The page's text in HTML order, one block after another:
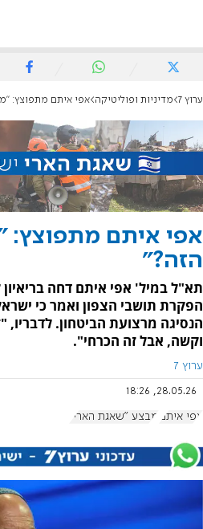
ערוץ 7 מדיניות ופוליטיקה אפי איתם מתפוצץ:
אפי איתם מתפוצץ:
הזה?"
הפקרת תושבי הצפון ואמר כי
הנסיגה מרצועת הביטחון. לדבריו,
וקשה, אבל זה הכרחי".
ערוץ 7
28.05.26, 18:26
אפי איתם מבצע "שאגת הארי"